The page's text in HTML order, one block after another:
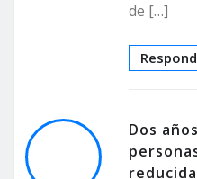
de […]
Dos